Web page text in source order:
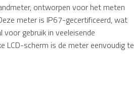
ontworpen voor het meten
meter is IP67-gecertificeerd, wat
gebruik in veeleisende
LCD-scherm is de meter eenvoudig te